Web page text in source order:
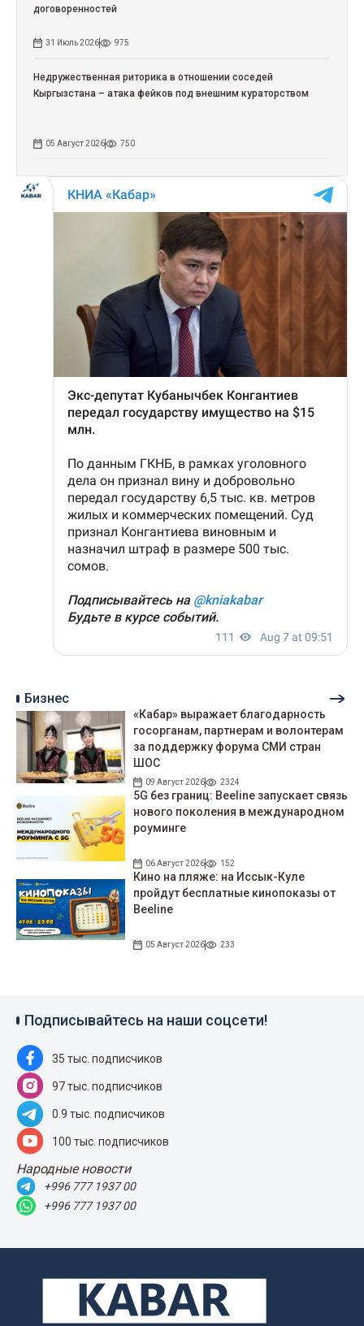
договоренностей
31 Июль 2026 975
Недружественная риторика в отношении соседей
Кыргызстана – атака фейков под внешним кураторством
05 Август 2026 750
Бизнес
«Кабар» выражает благодарность
госорганам, партнерам и волонтерам
за поддержку форума СМИ стран
ШОС
09 Август 2026 2324
5G без границ: Beeline запускает связь
нового поколения в международном
роуминге
06 Август 2026 152
Кино на пляже: на Иссык-Куле
пройдут беcплатные кинопоказы от
Beeline
05 Август 2026 233
Подписывайтесь на наши соцсети!
35 тыс. подписчиков
97 тыс. подписчиков
0.9 тыс. подписчиков
100 тыс. подписчиков
Народные новости
+996 777 1937 00
+996 777 1937 00